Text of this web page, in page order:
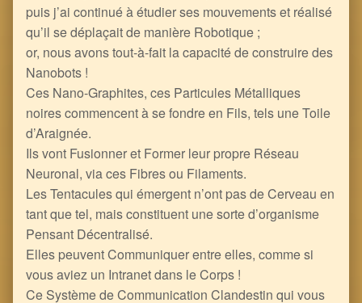
puis j’ai continué à étudier ses mouvements et réalisé
qu’il se déplaçait de manière Robotique ;
or, nous avons tout-à-fait la capacité de construire des
Nanobots !
Ces Nano-Graphites, ces Particules Métalliques
noires commencent à se fondre en Fils, tels une Toile
d’Araignée.
Ils vont Fusionner et Former leur propre Réseau
Neuronal, via ces Fibres ou Filaments.
Les Tentacules qui émergent n’ont pas de Cerveau en
tant que tel, mais constituent une sorte d’organisme
Pensant Décentralisé.
Elles peuvent Communiquer entre elles, comme si
vous aviez un Intranet dans le Corps !
Ce Système de Communication Clandestin qui vous